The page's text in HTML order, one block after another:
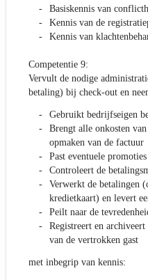
Basiskennis van
Kennis van de
Kennis van
Competentie 9:
Vervult de nodige
betaling) bij check-out en
Gebruikt bedrijfseigen
Brengt alle onkosten
opmaken van de factuur
Past eventuele
Controleert de
Verwerkt de betalingen
kredietkaart) en levert
Peilt naar de
Registreert en
van de vertrokken gast
met inbegrip van kennis: